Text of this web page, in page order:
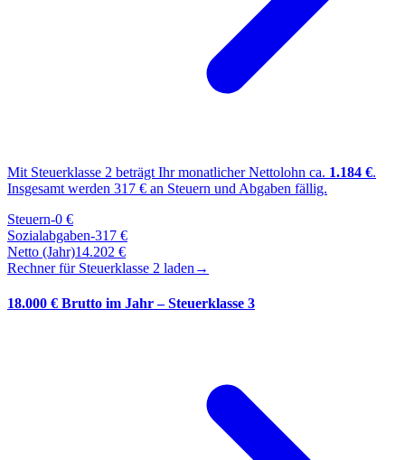
Mit Steuerklasse 2 beträgt Ihr monatlicher Nettolohn ca. 1.184 €.
Insgesamt werden 317 € an Steuern und Abgaben fällig.
Steuern-0 €
Sozialabgaben-317 €
Netto (Jahr)14.202 €
Rechner für Steuerklasse 2 laden →
18.000 € Brutto im Jahr – Steuerklasse 3